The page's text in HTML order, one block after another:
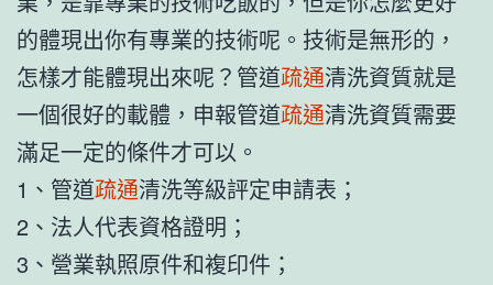
的體現出你有專業的技術呢。技術是無形的，
怎樣才能體現出來呢？管道疏通清洗資質就是
一個很好的載體，申報管道疏通清洗資質需要
滿足一定的條件才可以。
1、管道疏通清洗等級評定申請表；
2、法人代表資格證明；
3、營業執照原件和複印件；